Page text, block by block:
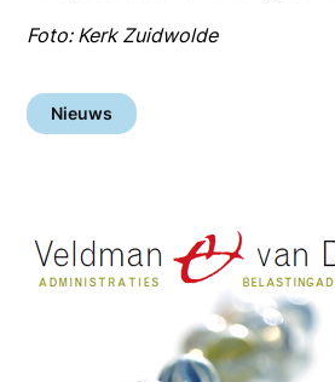
Foto: Kerk Zuidwolde
Nieuws